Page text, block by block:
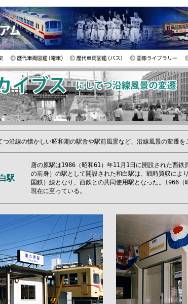
つ沿線の懐かしい昭和期の駅舎や駅前風景など、沿線風景の変遷を
駅
唐の原駅は1986（昭和61）年11月1日に開設された西
の前身）の駅として開設された和白駅は、戦時買収によ
国鉄）線となり、西鉄との共同使用駅となった。1966
現在に至っている。